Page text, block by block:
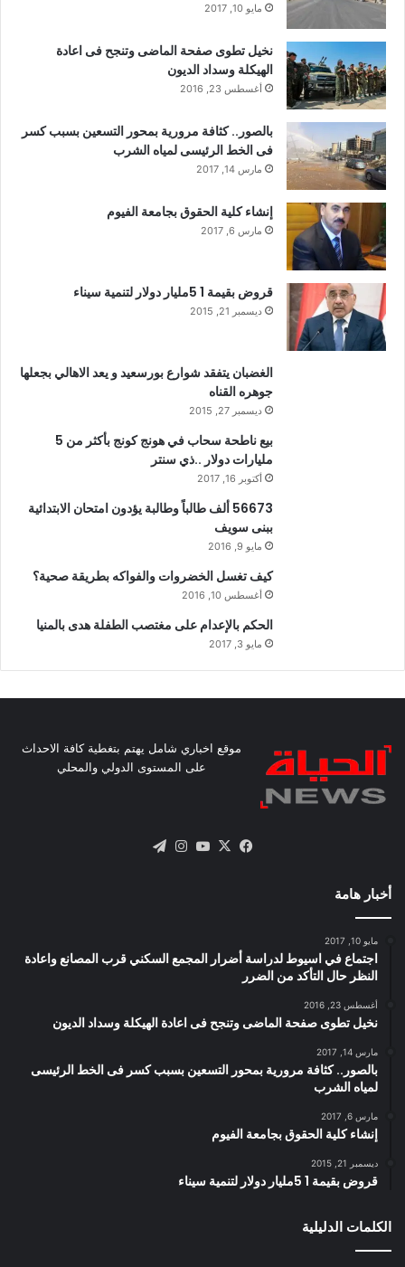
مايو 10, 2017
نخيل تطوى صفحة الماضى وتنجح فى اعادة
الهيكلة وسداد الديون
أغسطس 23, 2016
بالصور.. كثافة مرورية بمحور التسعين بسبب كسر
فى الخط الرئيسى لمياه الشرب
مارس 14, 2017
إنشاء كلية الحقوق بجامعة الفيوم
مارس 6, 2017
قروض بقيمة 1 5مليار دولار لتنمية سيناء
ديسمبر 21, 2015
الغضبان يتفقد شوارع بورسعيد و يعد الاهالي بجعلها
جوهره القناه
ديسمبر 27, 2015
بيع ناطحة سحاب في هونج كونج بأكثر من 5
مليارات دولار ..ذي سنتر
أكتوبر 16, 2017
56673 ألف طالباً وطالبة يؤدون امتحان الابتدائية
ببنى سويف
مايو 9, 2016
كيف تغسل الخضروات والفواكه بطريقة صحية؟
أغسطس 10, 2016
الحكم بالإعدام على مغتصب الطفلة هدى بالمنيا
مايو 3, 2017
موقع اخباري شامل يهتم بتغطية كافة الاحداث
على المستوى الدولي والمحلي
فيسبوك
X يوتيوبانستقرام
أخبار هامة
مايو 10, 2017
اجتماع في اسيوط لدراسة أضرار المجمع السكني قرب المصانع واعادة
النظر حال التأكد من الضرر
أغسطس 23, 2016
نخيل تطوى صفحة الماضى وتنجح فى اعادة الهيكلة وسداد الديون
مارس 14, 2017
بالصور.. كثافة مرورية بمحور التسعين بسبب كسر فى الخط الرئيسى
لمياه الشرب
مارس 6, 2017
إنشاء كلية الحقوق بجامعة الفيوم
ديسمبر 21, 2015
قروض بقيمة 1 5مليار دولار لتنمية سيناء
الكلمات الدليلية